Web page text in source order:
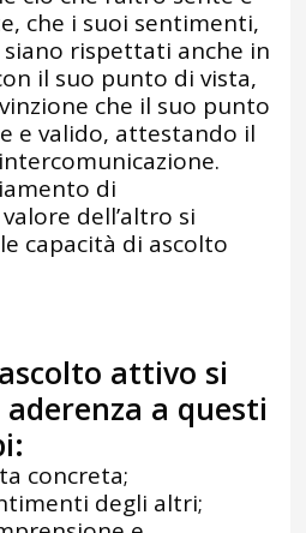
che i suoi sentimenti,
rispettati anche in
il suo punto di vista,
che il suo punto
e valido, attestando il
di
dell’altro si
capacità di ascolto
attivo si
a questi
concreta;
degli altri;